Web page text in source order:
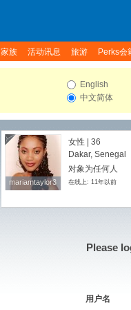
家族 活动讯息 旅游 Perks会
English
中文简体
mariamtaylor3
mariamtaylor3
女性 | 36
Dakar, Senegal
对象为任何人
在线上: 11年以前
Please
用户名